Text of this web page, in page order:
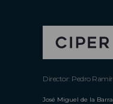
Director: Pedro
José Miguel de la